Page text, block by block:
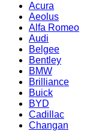
Acura
Aeolus
Alfa Romeo
Audi
Belgee
Bentley
BMW
Brilliance
Buick
BYD
Cadillac
Changan